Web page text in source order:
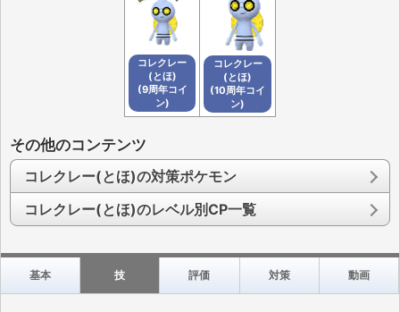
コレクレー
(とほ)
(9周年コイ
ン)
コレクレー
(とほ)
(10周年コイ
ン)
その他のコンテンツ
コレクレー(とほ)の対策ポケモン
コレクレー(とほ)のレベル別CP一覧
基本 技 評価 対策 動画